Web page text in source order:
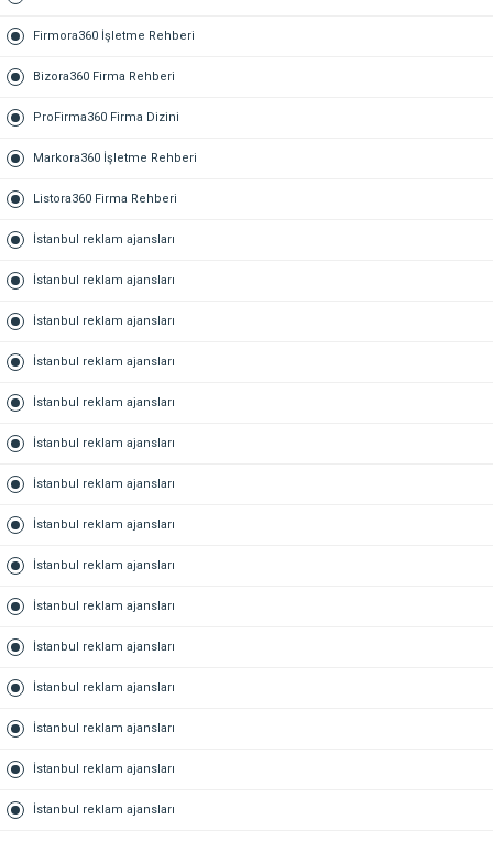
Firmora360 İşletme Rehberi
Bizora360 Firma Rehberi
ProFirma360 Firma Dizini
Markora360 İşletme Rehberi
Listora360 Firma Rehberi
İstanbul reklam ajansları
İstanbul reklam ajansları
İstanbul reklam ajansları
İstanbul reklam ajansları
İstanbul reklam ajansları
İstanbul reklam ajansları
İstanbul reklam ajansları
İstanbul reklam ajansları
İstanbul reklam ajansları
İstanbul reklam ajansları
İstanbul reklam ajansları
İstanbul reklam ajansları
İstanbul reklam ajansları
İstanbul reklam ajansları
İstanbul reklam ajansları